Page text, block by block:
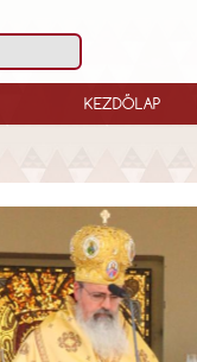
KEZDŐLAP